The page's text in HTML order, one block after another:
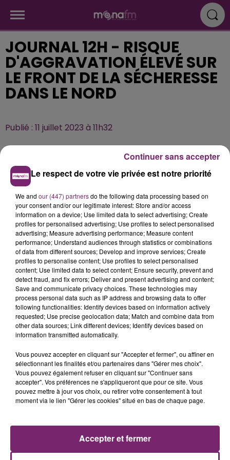
JOURNAL 12H - RISQUE
D'AGGRAVATION ÉLEVÉ SUR
LE FRONT DE LA SÉCHERESSE
DANS LE NORD
Publié : 11 juillet 2023 à 11h32
PHOTOS PUBLICITÉ
Le respect de votre vie privée est notre priorité
We and our (447) partnersdo the following data processing based on
your consent and/or our legitimate interest: Store and/or access
information on a device; Use limited data to select advertising; Create
profiles for personalised advertising; Use profiles to select personalised
advertising; Measure advertising performance; Measure content
performance; Understand audiences through statistics or combinations
of data from different sources; Develop and improve services; Create
profiles to personalise content; Use profiles to select personalised
content; Use limited data to select content; Ensure security, prevent and
detect fraud, and fix errors; Deliver and present advertising and content;
Save and communicate privacy choices. These technologies may
process personal data such as IP address and browsing data to offer
following functionalities: Identify devices based on information actively
requested; Use precise geolocation data; Match and combine data from
other data sources; Link different devices; Identify devices based on
information transmitted automatically.
Vous pouvez accepter en cliquant sur "Accepter et fermer", ou affiner en
sélectionnant les finalités et/ou partenaires dans "Gérer mes choix".
Vous pouvez également refuser en cliquant sur "Continuer sans
accepter". Vos préférences ne s'appliqueront que pour ce site. Vous
pouvez mettre à jour vos choix, ou retirer votre consentement à tout
moment via le lien "Gérer les cookies" situé en bas de chaque page.
Accepter et fermer
Continuer sans accepter